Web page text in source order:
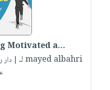
Motivated a...
لـ mayed albahri
| دار